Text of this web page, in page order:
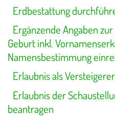
Erdbestattung
Ergänzende Angaben
Geburt inkl.
Namensbestimmung
Erlaubnis als
Erlaubnis der
beantragen